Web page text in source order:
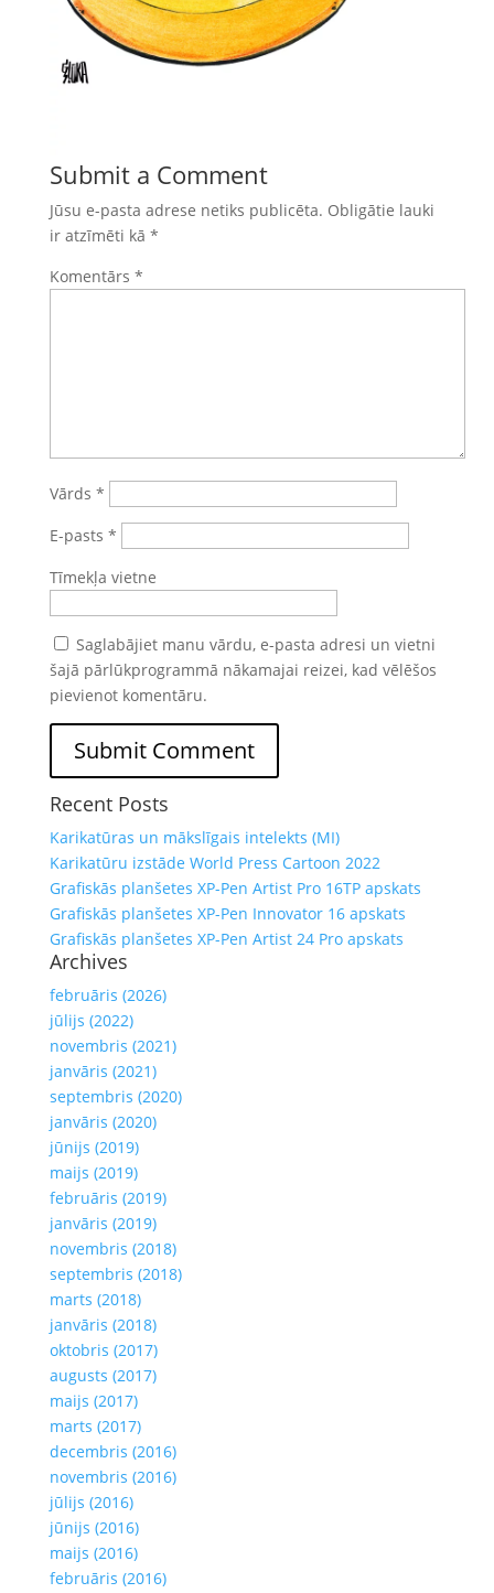
Submit a Comment
Jūsu e-pasta adrese netiks publicēta. Obligātie lauki
ir atzīmēti kā *
Komentārs *
Vārds *
E-pasts *
Tīmekļa vietne
Saglabājiet manu vārdu, e-pasta adresi un vietni
šajā pārlūkprogrammā nākamajai reizei, kad vēlēšos
pievienot komentāru.
Recent Posts
Karikatūras un mākslīgais intelekts (MI)
Karikatūru izstāde World Press Cartoon 2022
Grafiskās planšetes XP-Pen Artist Pro 16TP apskats
Grafiskās planšetes XP-Pen Innovator 16 apskats
Grafiskās planšetes XP-Pen Artist 24 Pro apskats
Archives
februāris (2026)
jūlijs (2022)
novembris (2021)
janvāris (2021)
septembris (2020)
janvāris (2020)
jūnijs (2019)
maijs (2019)
februāris (2019)
janvāris (2019)
novembris (2018)
septembris (2018)
marts (2018)
janvāris (2018)
oktobris (2017)
augusts (2017)
maijs (2017)
marts (2017)
decembris (2016)
novembris (2016)
jūlijs (2016)
jūnijs (2016)
maijs (2016)
februāris (2016)